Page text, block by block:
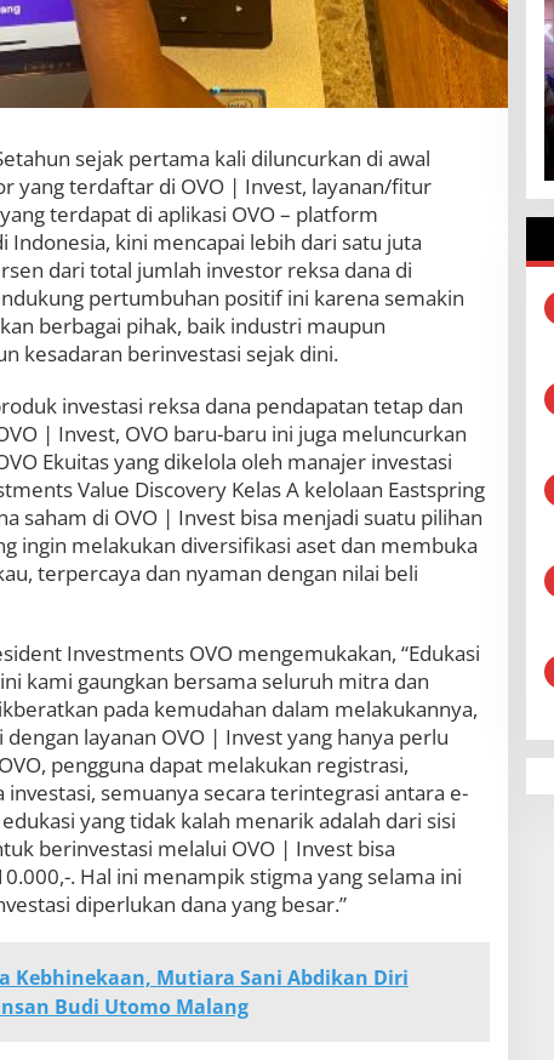
sejak pertama kali diluncurkan di awal
yang terdaftar di OVO | Invest, layanan/fitur
terdapat di aplikasi OVO – platform
kini mencapai lebih dari satu juta
dari total jumlah investor reksa dana di
pertumbuhan positif ini karena semakin
berbagai pihak, baik industri maupun
kesadaran berinvestasi sejak dini.
investasi reksa dana pendapatan tetap dan
| Invest, OVO baru-baru ini juga meluncurkan
Ekuitas yang dikelola oleh manajer investasi
Value Discovery Kelas A kelolaan Eastspring
saham di OVO | Invest bisa menjadi suatu pilihan
ingin melakukan diversifikasi aset dan membuka
terpercaya dan nyaman dengan nilai beli
Investments OVO mengemukakan, “Edukasi
kami gaungkan bersama seluruh mitra dan
pada kemudahan dalam melakukannya,
layanan OVO | Invest yang hanya perlu
pengguna dapat melakukan registrasi,
semuanya secara terintegrasi antara e-
yang tidak kalah menarik adalah dari sisi
berinvestasi melalui OVO | Invest bisa
. Hal ini menampik stigma yang selama ini
diperlukan dana yang besar.”
Kebhinekaan, Mutiara Sani Abdikan Diri
Budi Utomo Malang
BBWS Mesuji Sekampung Pastikan
Penuhi Standar Mutu